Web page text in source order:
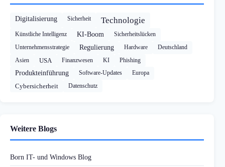
Digitalisierung Sicherheit Technologie
Künstliche Intelligenz KI-Boom
Sicherheitslücken
Unternehmensstrategie
Regulierung Hardware
Deutschland
Asien
USA Finanzwesen KI Phishing
Produkteinführung Software-Updates Europa
Cybersicherheit Datenschutz
Weitere Blogs
Born IT- und Windows Blog